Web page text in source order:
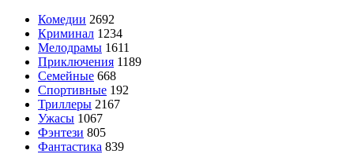
Комедии 2692
Криминал 1234
Мелодрамы 1611
Приключения 1189
Семейные 668
Спортивные 192
Триллеры 2167
Ужасы 1067
Фэнтези 805
Фантастика 839